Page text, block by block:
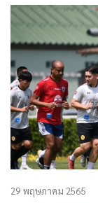
29 พฤษภาคม 2565